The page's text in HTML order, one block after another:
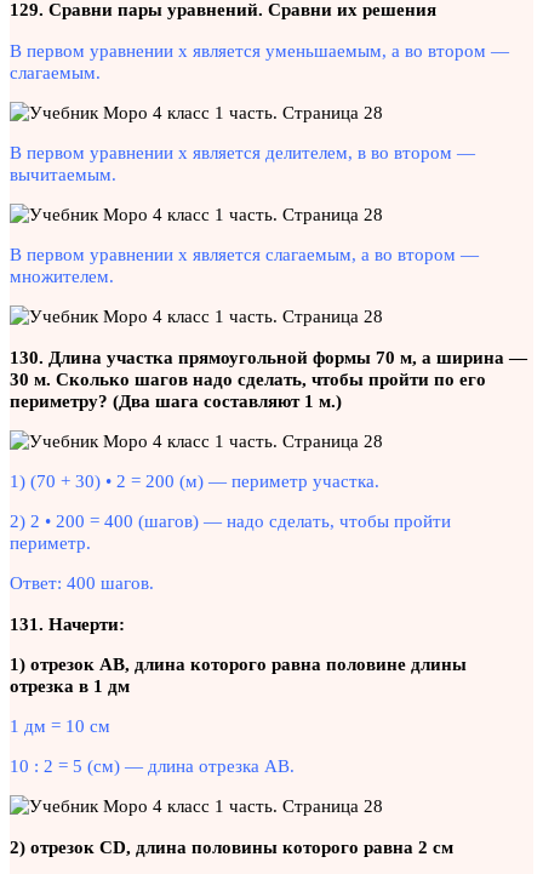
129. Сравни пары уравнений. Сравни их решения
В первом уравнении х является уменьшаемым, а во втором —
слагаемым.
В первом уравнении х является делителем, в во втором —
вычитаемым.
В первом уравнении х является слагаемым, а во втором —
множителем.
130. Длина участка прямоугольной формы 70 м, а ширина —
30 м. Сколько шагов надо сделать, чтобы пройти по его
периметру? (Два шага составляют 1 м.)
1) (70 + 30) • 2 = 200 (м) — периметр участка.
2) 2 • 200 = 400 (шагов) — надо сделать, чтобы пройти
периметр.
Ответ: 400 шагов.
131. Начерти:
1) отрезок АВ, длина которого равна половине длины
отрезка в 1 дм
1 дм = 10 см
10 : 2 = 5 (см) — длина отрезка АВ.
2) отрезок CD, длина половины которого равна 2 см